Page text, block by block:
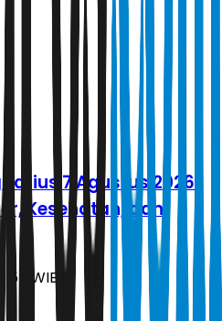
7 Agustus 2026:
Kesehatan, dan
WIB